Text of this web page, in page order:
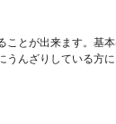
とが出来ます。基
んざりしている方に